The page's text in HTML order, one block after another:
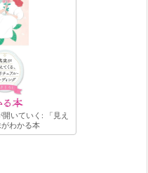
いていく: 「見え
わかる本